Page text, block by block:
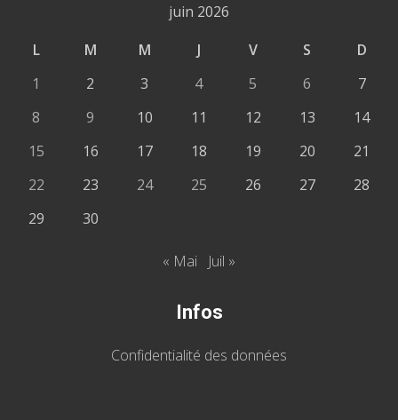
juin 2026
L
M M J V S
D
1
2 3 4 5 6
7
8
9 10 11 12 13
14
15
16 17 18 19 20
21
22
23 24 25 26 27
28
29
30
« Mai Juil »
Infos
Confidentialité des données